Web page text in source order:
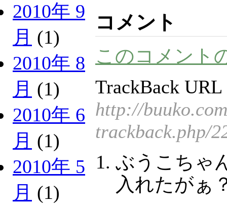
2010年 9
月 (1)
2010年 8
月 (1)
2010年 6
月 (1)
2010年 5
月 (1)
コメント
このコメント
TrackBack URL
http://
trackback.php/
ぶうこちゃ
入れたがぁ